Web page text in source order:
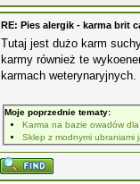
RE: Pies alergik - karma brit
Tutaj jest dużo karm
karmy również te
karmach weterynaryjnych.
Moje poprzednie tematy:
Karma na bazie owadów
Sklep z modnymi ubraniami